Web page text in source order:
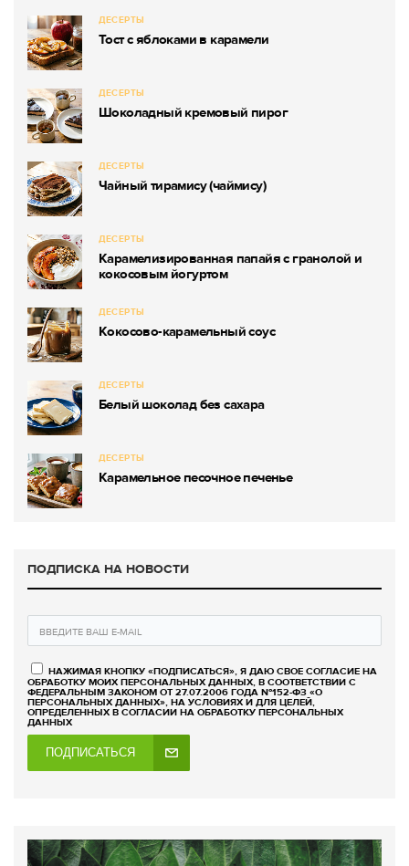
ДЕСЕРТЫ
Тост с яблоками в карамели
ДЕСЕРТЫ
Шоколадный кремовый пирог
ДЕСЕРТЫ
Чайный тирамису (чаймису)
ДЕСЕРТЫ
Карамелизированная папайя с гранолой и
кокосовым йогуртом
ДЕСЕРТЫ
Кокосово-карамельный соус
ДЕСЕРТЫ
Белый шоколад без сахара
ДЕСЕРТЫ
Карамельное песочное печенье
ПОДПИСКА НА НОВОСТИ
НАЖИМАЯ КНОПКУ «ПОДПИСАТЬСЯ», Я ДАЮ СВОЕ СОГЛАСИЕ НА
ОБРАБОТКУ МОИХ ПЕРСОНАЛЬНЫХ ДАННЫХ, В СООТВЕТСТВИИ С
ФЕДЕРАЛЬНЫМ ЗАКОНОМ ОТ 27.07.2006 ГОДА №152-ФЗ «О
ПЕРСОНАЛЬНЫХ ДАННЫХ», НА УСЛОВИЯХ И ДЛЯ ЦЕЛЕЙ,
ОПРЕДЕЛЕННЫХ В СОГЛАСИИ НА ОБРАБОТКУ ПЕРСОНАЛЬНЫХ
ДАННЫХ
ПОДПИСАТЬСЯ